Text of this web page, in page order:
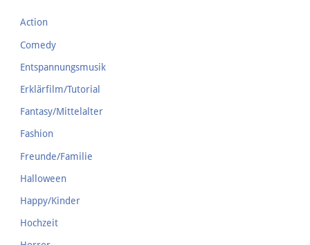
Action
Comedy
Entspannungsmusik
Erklärfilm/Tutorial
Fantasy/Mittelalter
Fashion
Freunde/Familie
Halloween
Happy/Kinder
Hochzeit